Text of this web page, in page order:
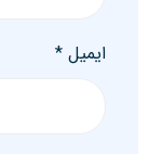
ایمیل*